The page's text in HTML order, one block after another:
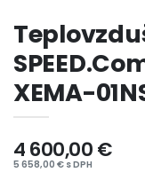
XEMA-
4 600,00 €
5 658,00 € s DPH